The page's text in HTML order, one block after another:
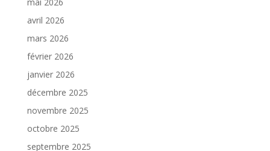
avril 2026
mars 2026
février 2026
janvier 2026
décembre 2025
novembre 2025
octobre 2025
septembre 2025